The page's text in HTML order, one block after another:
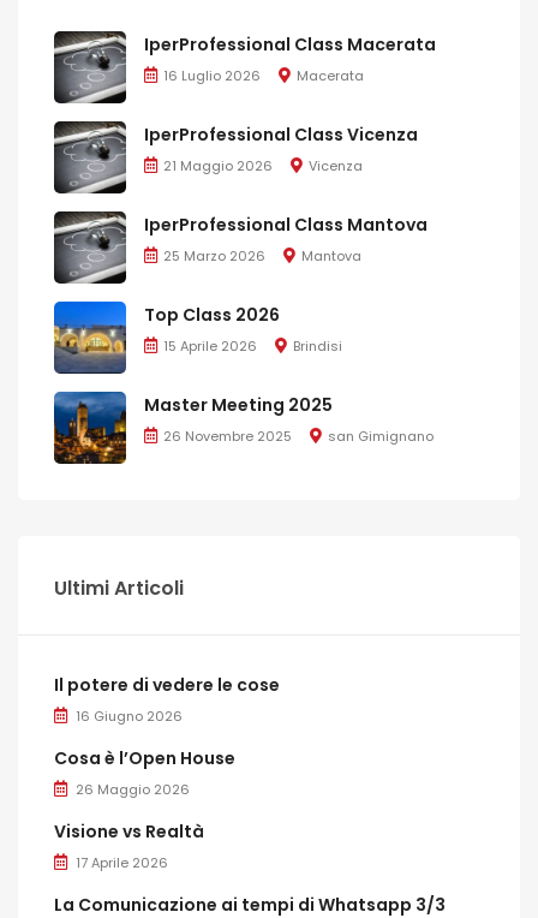
IperProfessional Class Macerata
16 Luglio 2026 Macerata
IperProfessional Class Vicenza
21 Maggio 2026 Vicenza
IperProfessional Class Mantova
25 Marzo 2026 Mantova
Top Class 2026
15 Aprile 2026 Brindisi
Master Meeting 2025
26 Novembre 2025 san Gimignano
Ultimi Articoli
Il potere di vedere le cose
16 Giugno 2026
Cosa è l’Open House
26 Maggio 2026
Visione vs Realtà
17 Aprile 2026
La Comunicazione ai tempi di Whatsapp 3/3